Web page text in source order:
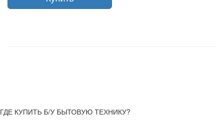
ГДЕ КУПИТЬ Б/У БЫТОВУЮ ТЕХНИКУ?